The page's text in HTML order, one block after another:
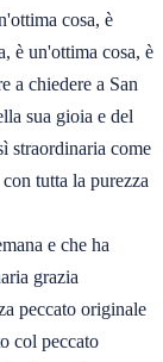
cosa, è
è un'ottima cosa, è
a chiedere a San
sua gioia e del
straordinaria come
tutta la purezza
e che ha
grazia
peccato originale
col peccato